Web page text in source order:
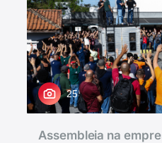
25
Assembleia na